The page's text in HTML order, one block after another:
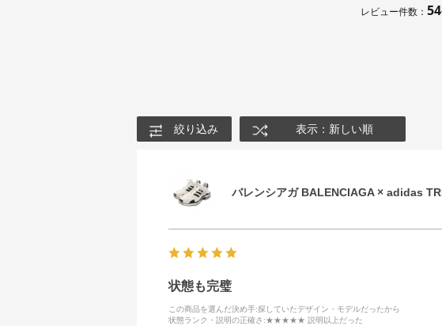
レビュー件数： 54
絞り込み 表示：新しい順
バレンシアガ BALENCIAGA × adidas
状態も完璧
この商品を選んだ決め手:探していたデザイン・モデルだったから
状態ランク・説明の正確さ :★★★★★ 説明以上だった